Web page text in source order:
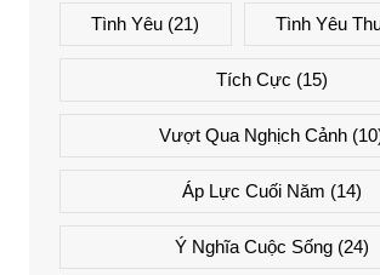
Tình Yêu (21) Tình Yêu
Tích Cực (15)
Vượt Qua Nghịch Cảnh
Áp Lực Cuối Năm (14)
Ý Nghĩa Cuộc Sống(24)